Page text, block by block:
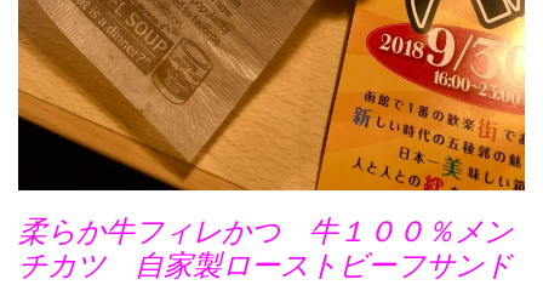
柔らか牛フィレかつ 牛１００％メン
チカツ 自家製ローストビーフサンド